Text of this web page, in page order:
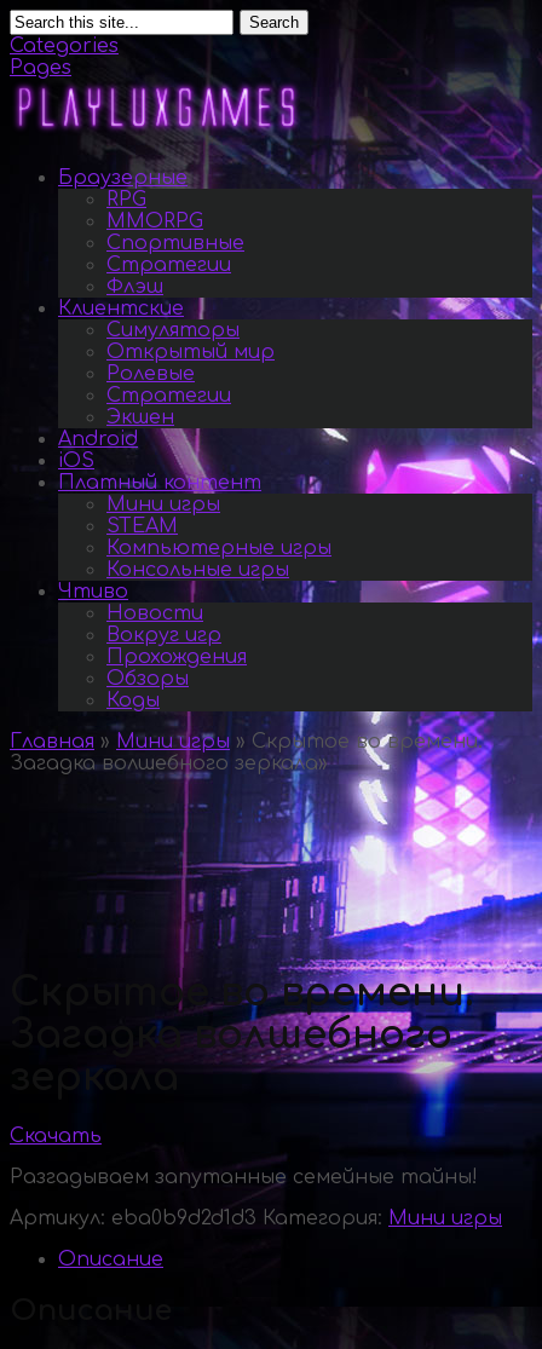
Search
Categories
Pages
Браузерные
RPG
MMORPG
Спортивные
Стратегии
Флэш
Клиентские
Симуляторы
Открытый мир
Ролевые
Стратегии
Экшен
Android
iOS
Платный контент
Мини игры
STEAM
Компьютерные игры
Консольные игры
Чтиво
Новости
Вокруг игр
Прохождения
Обзоры
Коды
Главная » Мини игры » Скрытое во времени.
Загадка волшебного зеркала»
Скрытое во времени.
Загадка волшебного
зеркала
Скачать
Разгадываем запутанные семейные тайны!
Артикул: eba0b9d2d1d3 Категория: Мини игры
Описание